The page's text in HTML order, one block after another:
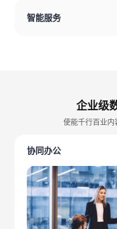
智能服务
企业级
使能千行百业内
协同办公